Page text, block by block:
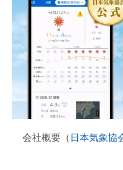
会社概要（ 日本気象協